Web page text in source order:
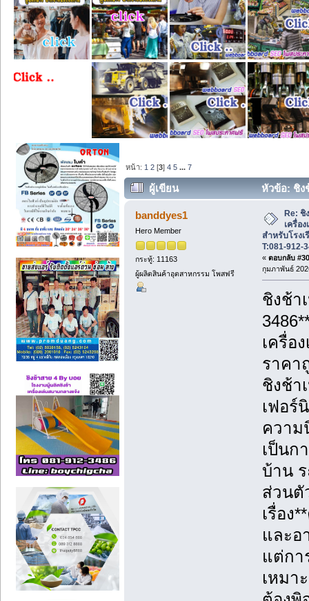
หน้า: 1 2 [3]4 5 ...7
ผู้เขียน
หัวข้อ: ชิง
โรงเรียน สถานที่ราชการ T:081-912-
banddyes1
Hero Member
กระทู้: 11163
ผู้ผลิตสินค้าอุตสาหกรรม โพสฟรี
Re: ชิ
เครื่อ
สำหรับโรง
T:081-912-
« ตอบกลับ
กุมภาพันธ์
ชิงช้า
เครื่อ
ราคา
ชิงช้า
เฟอร์
ความ
เป็นก
บ้าน
ส่วนตั
เรื่อง
และอ
แต่กา
เหมา